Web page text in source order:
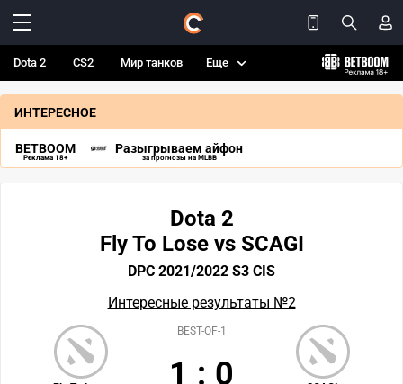
Dota 2 CS2 Мир танков Еще
ИНТЕРЕСНОЕ
BETBOOM
Реклама 18+
Разыгрываем айфон
за прогнозы на MLBB
Dota 2
Fly To Lose vs SCAGI
DPC 2021/2022 S3 CIS
Интересные результаты №2
BEST-OF-1
1 : 0